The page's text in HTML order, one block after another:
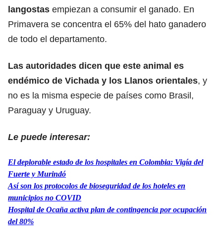
langostas empiezan a consumir el ganado. En
Primavera se concentra el 65% del hato ganadero
de todo el departamento.
Las autoridades dicen que este animal es
endémico de Vichada y los Llanos orientales, y
no es la misma especie de países como Brasil,
Paraguay y Uruguay.
Le puede interesar:
El deplorable estado de los hospitales en Colombia: Vigía del
Fuerte y Murindó
Así son los protocolos de bioseguridad de los hoteles en
municipios no COVID
Hospital de Ocaña activa plan de contingencia por ocupación
del 80%